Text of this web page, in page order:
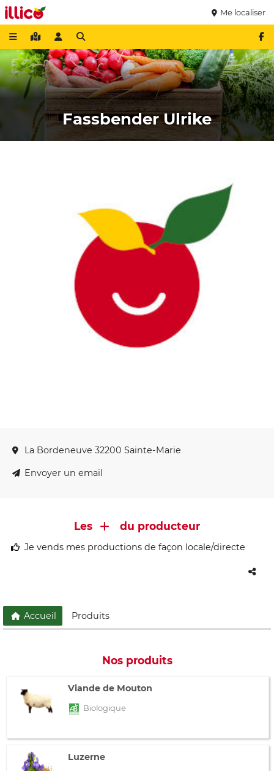
Me localiser
Fassbender Ulrike
La Bordeneuve 32200 Sainte-Marie
Envoyer un email
Les du producteur
Je vends mes productions de façon locale/directe
Accueil Produits
Nos produits
Viande de Mouton
Biologique
Luzerne